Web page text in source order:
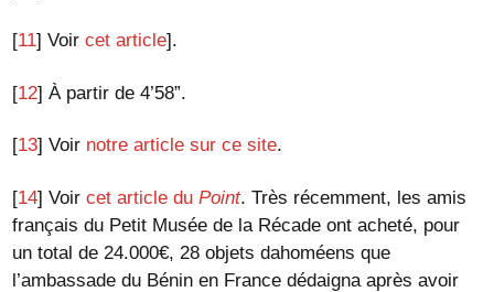
[11]Voircet article].
[12]À partir de 4’58”.
[13]Voir notre article sur ce site.
[14]Voircet article duPoint. Très récemment, les amis
français du Petit Musée de la Récade ont acheté, pour
un total de 24.000€, 28 objets dahoméens que
l’ambassade du Bénin en France dédaigna après avoir